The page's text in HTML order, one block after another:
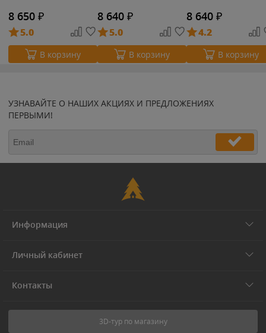
8 650 ₽
5.0
В корзину
8 640 ₽
5.0
В корзину
8 640 ₽
4.2
В корзину
УЗНАВАЙТЕ О НАШИХ АКЦИЯХ И ПРЕДЛОЖЕНИЯХ
ПЕРВЫМИ!
Информация
Личный кабинет
Контакты
3D-тур по магазину